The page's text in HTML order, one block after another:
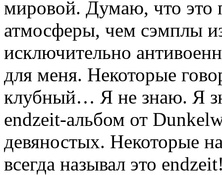
мировой. Думаю, что это
атмосферы, чем сэмплы
исключительно
для меня. Некоторые
клубный… Я не знаю. Я
endzeit-альбом от
девяностых. Некоторые
всегда называл это